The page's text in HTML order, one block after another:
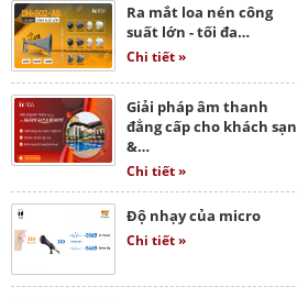
Ra mắt loa nén công
suất lớn - tối đa…
Chi tiết »
Giải pháp âm thanh
đẳng cấp cho khách sạn
&…
Chi tiết »
Độ nhạy của micro
Chi tiết »